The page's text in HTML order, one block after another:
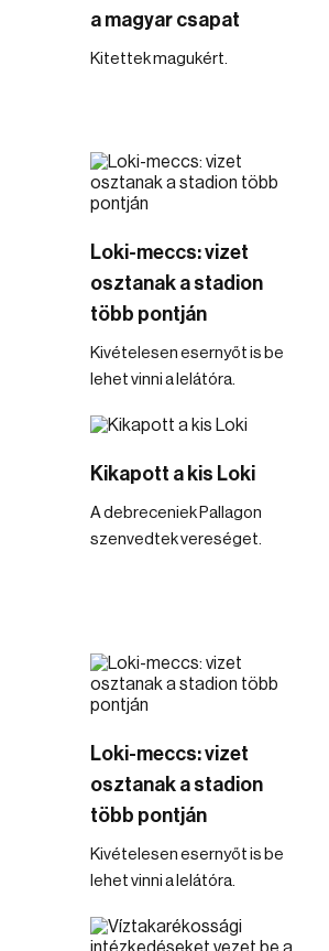
a magyar csapat
Kitettek magukért.
Loki-meccs: vizet
osztanak a stadion
több pontján
Kivételesen esernyőt is be
lehet vinni a lelátóra.
Kikapott a kis Loki
A debreceniek Pallagon
szenvedtek vereséget.
Loki-meccs: vizet
osztanak a stadion
több pontján
Kivételesen esernyőt is be
lehet vinni a lelátóra.